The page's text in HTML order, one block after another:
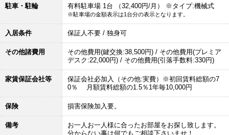
駐車・駐輪 有料駐車場 1台 （32,400円/月） ※タイプ:機械式
※駐車場の金額表示は1台分の表示となります。
入居条件 保証人不要 / 独身可
その他諸費用
その他費用(鍵交換:38,500円) / その他費用(プレミア
デスク:22,000円) / その他費用(引落手数料:330円)
家賃保証会社等
保証会社必加入（その他:実費）※初回賃料総額の7
0％ 月額賃料総額の1.5％1年毎10,000円
保険 損害保険加入要。
備考
お一人お一人様に合ったお部屋をお探し致します。
分からない事は何でもご相談下さいませ！